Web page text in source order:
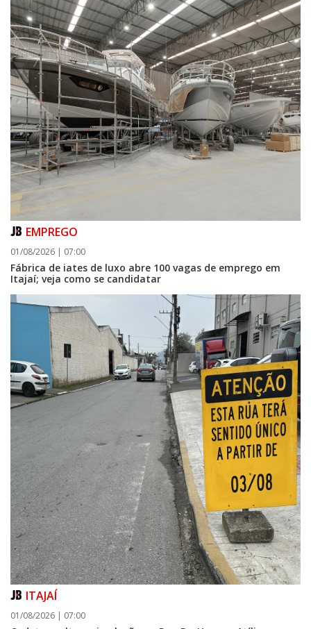
EMPREGO
01/08/2026 | 07:00
Fábrica de iates de luxo abre 100 vagas de emprego em
Itajaí; veja como se candidatar
ITAJAÍ
01/08/2026 | 07:00